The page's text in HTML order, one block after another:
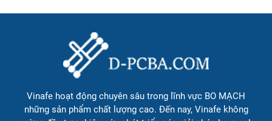
Vinafe hoạt động chuyên sâu trong lĩnh vực BO MẠCH
những sản phẩm chất lượng cao. Đến nay, Vinafe không